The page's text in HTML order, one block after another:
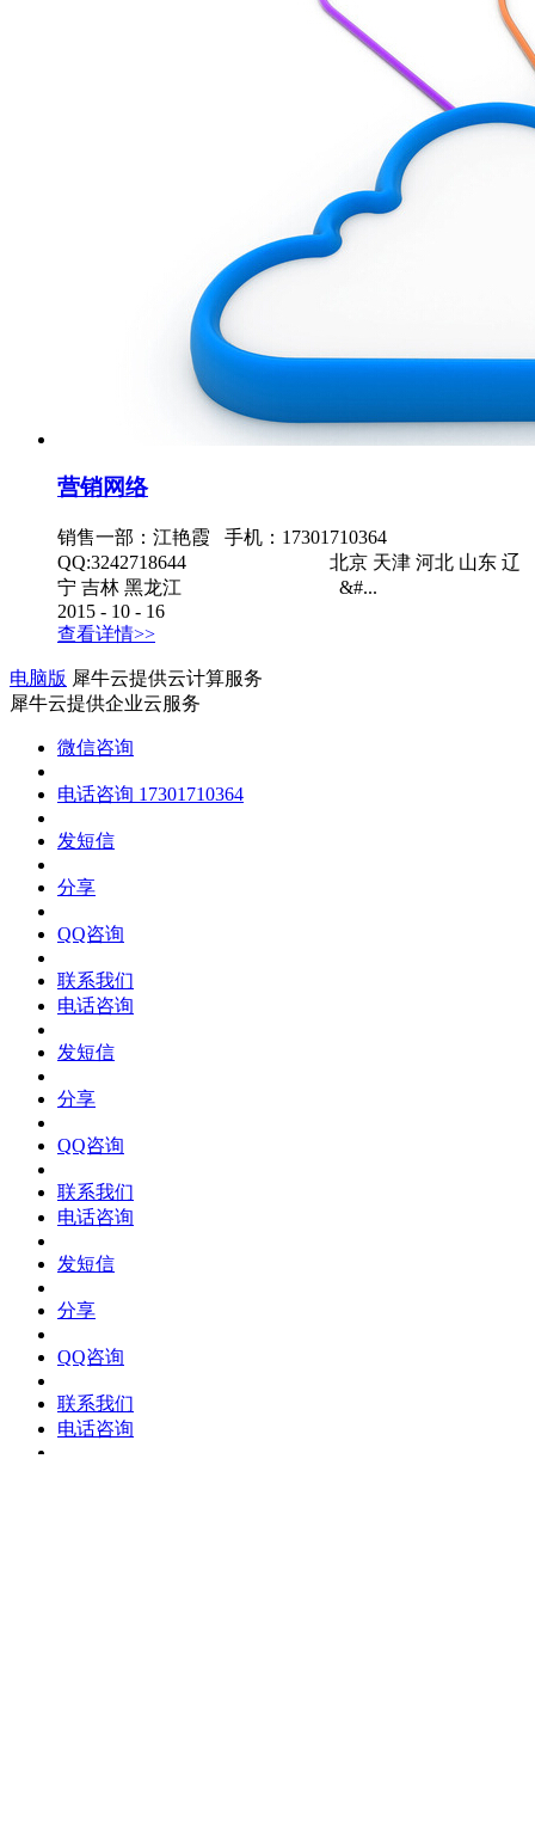
营销网络
销售一部：江艳霞 手机：17301710364
QQ:3242718644 北京 天津 河北 山东 辽
宁 吉林 黑龙江 &#...
2015 - 10 - 16
查看详情>>
电脑版 犀牛云提供云计算服务
犀牛云提供企业云服务
微信咨询
电话咨询 17301710364
发短信
分享
QQ咨询
联系我们
电话咨询
发短信
分享
QQ咨询
联系我们
电话咨询
发短信
分享
QQ咨询
联系我们
电话咨询